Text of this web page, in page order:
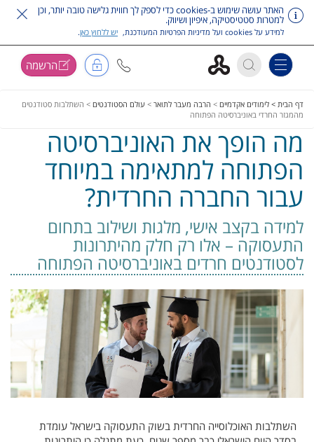
האתר עושה שימוש ב-cookies כדי לספק לך חווית גלישה טובה יותר, וכן
למטרות סטטיסטיקה, איפיון ושיווק.
למידע על cookies ועל מדיניות הפרטיות המעודכנת, יש ללחוץ כאן.
Toggle navigation הרשמה
דף הבית > לימודים אקדמיים > הרבה מעבר לתואר > עולם הסטודנטים > השתלבות סטודנטים
מהמגזר החרדי באוניברסיטה הפתוחה
מה הופך את האוניברסיטה
הפתוחה למתאימה במיוחד
עבור החברה החרדית?
למידה בקצב אישי, מלגות ושילוב בתחום
התעסוקה – אלו רק חלק מהיתרונות
לסטודנטים חרדים באוניברסיטה הפתוחה
השתלבות האוכלוסייה החרדית בשוק התעסוקה בישראל עומדת